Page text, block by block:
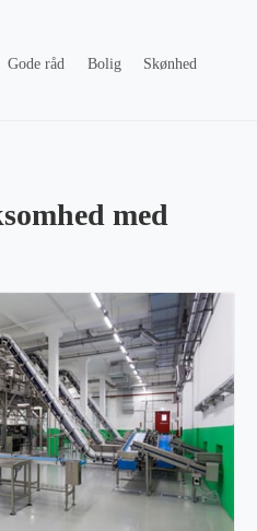
Gode råd Bolig
Skønhed
med